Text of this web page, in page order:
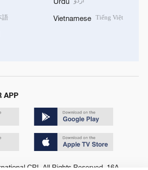
語 Vietnamese Tiếng Việt
APP
All Rights Reserved. 16A